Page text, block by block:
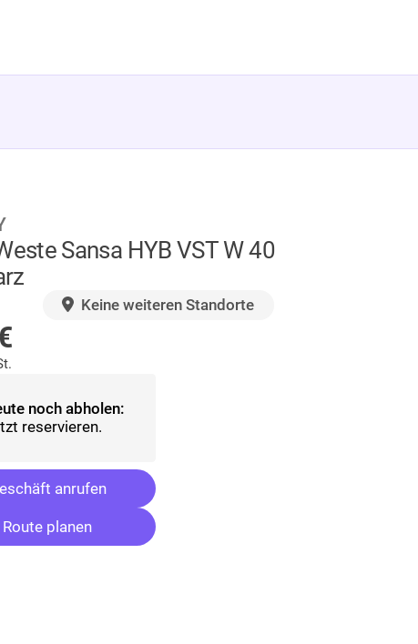
Sansa HYB VST W 40
Keine weiteren Standorte
noch abholen:
reservieren.
anrufen
Route planen